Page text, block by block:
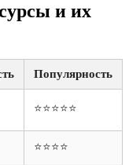
и их
Популярность
⭐⭐⭐⭐⭐
⭐⭐⭐⭐